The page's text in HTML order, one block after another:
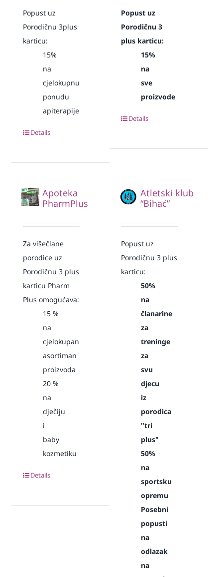
Popust uz
Porodičnu 3plus
karticu:
15%
na
cjelokupnu
ponudu
apiterapije
Details
Popust uz
Porodičnu 3
plus karticu:
15%
na
sve
proizvode
Details
Apoteka
PharmPlus
Za višečlane
porodice uz
Porodičnu 3 plus
karticu Pharm
Plus omogućava:
15 %
na
cjelokupan
asortiman
proizvoda
20 %
na
dječiju
i
baby
kozmetiku
Details
Atletski klub
“Bihać”
Popust uz
Porodičnu 3 plus
karticu:
50%
na
članarine
za
treninge
za
svu
djecu
iz
porodica
"tri
plus"
50%
na
sportsku
opremu
Posebni
popusti
na
odlazak
na